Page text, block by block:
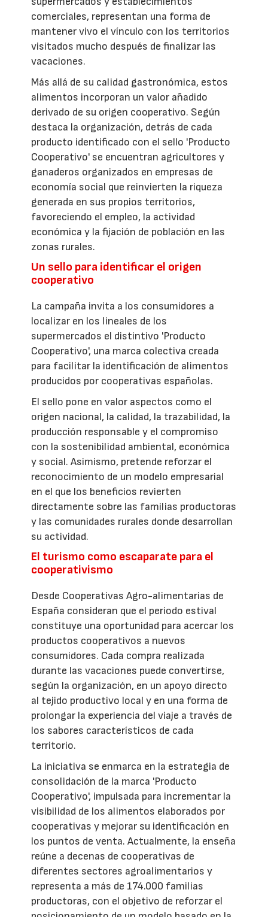
comerciales, representan una forma de
mantener vivo el vínculo con los territorios
visitados mucho después de finalizar las
vacaciones.
Más allá de su calidad gastronómica, estos
alimentos incorporan un valor añadido
derivado de su origen cooperativo. Según
destaca la organización, detrás de cada
producto identificado con el sello 'Producto
Cooperativo' se encuentran agricultores y
ganaderos organizados en empresas de
economía social que reinvierten la riqueza
generada en sus propios territorios,
favoreciendo el empleo, la actividad
económica y la fijación de población en las
zonas rurales.
Un sello para identificar el origen
cooperativo
La campaña invita a los consumidores a
localizar en los lineales de los
supermercados el distintivo 'Producto
Cooperativo', una marca colectiva creada
para facilitar la identificación de alimentos
producidos por cooperativas españolas.
El sello pone en valor aspectos como el
origen nacional, la calidad, la trazabilidad, la
producción responsable y el compromiso
con la sostenibilidad ambiental, económica
y social. Asimismo, pretende reforzar el
reconocimiento de un modelo empresarial
en el que los beneficios revierten
directamente sobre las familias productoras
y las comunidades rurales donde desarrollan
su actividad.
El turismo como escaparate para el
cooperativismo
Desde Cooperativas Agro-alimentarias de
España consideran que el periodo estival
constituye una oportunidad para acercar los
productos cooperativos a nuevos
consumidores. Cada compra realizada
durante las vacaciones puede convertirse,
según la organización, en un apoyo directo
al tejido productivo local y en una forma de
prolongar la experiencia del viaje a través de
los sabores característicos de cada
territorio.
La iniciativa se enmarca en la estrategia de
consolidación de la marca 'Producto
Cooperativo', impulsada para incrementar la
visibilidad de los alimentos elaborados por
cooperativas y mejorar su identificación en
los puntos de venta. Actualmente, la enseña
reúne a decenas de cooperativas de
diferentes sectores agroalimentarios y
representa a más de 174.000 familias
productoras, con el objetivo de reforzar el